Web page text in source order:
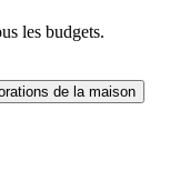
les budgets.
de la maison